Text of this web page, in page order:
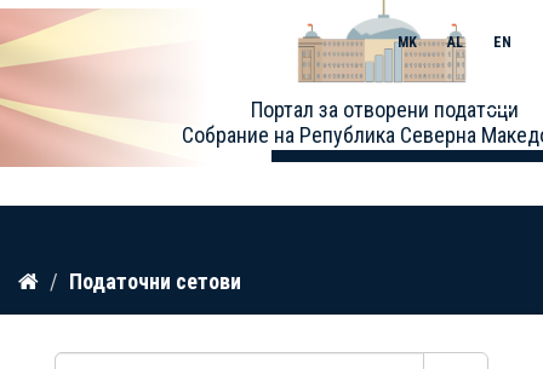
Прескокнете
содржина
Портал за отворени податоци
Собрание на Република Северна
MK AL EN
Toggle
Податочни сетови